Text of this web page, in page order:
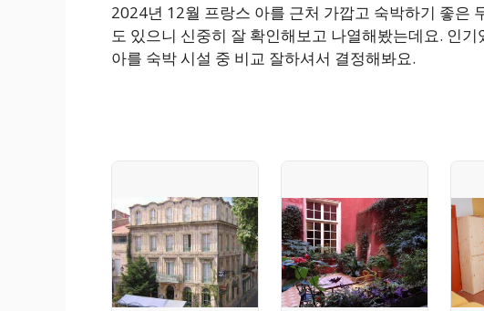
2024년 12월 프랑스 아를 근처 가깝고 숙박하기 좋은
도 있으니 신중히 잘 확인해보고 나열해봤는데요. 인
아를 숙박 시설 중 비교 잘하셔서 결정해봐요.